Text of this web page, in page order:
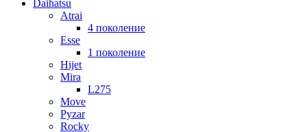
Daihatsu
Atrai
4 поколение
Esse
1 поколение
Hijet
Mira
L275
Move
Pyzar
Rocky